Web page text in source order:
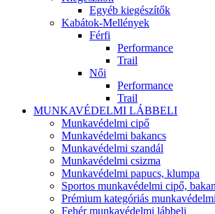
Egyéb kiegészítők
Kabátok-Mellények
Férfi
Performance
Trail
Női
Performance
Trail
MUNKAVÉDELMI LÁBBELI
Munkavédelmi cipő
Munkavédelmi bakancs
Munkavédelmi szandál
Munkavédelmi csizma
Munkavédelmi papucs, klumpa
Sportos munkavédelmi cipő,
Prémium kategóriás
Fehér munkavédelmi lábbeli